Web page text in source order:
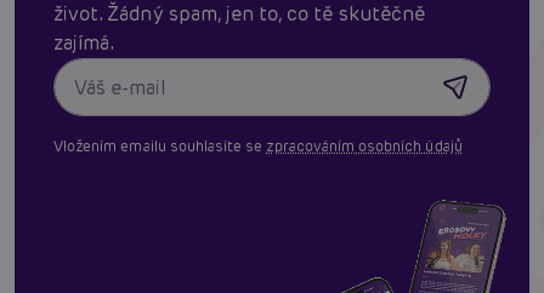
život. Žádný spam, jen to, co tě skutěčně
zajímá.
Vložením emailu souhlasíte se zpracováním osobních údajů